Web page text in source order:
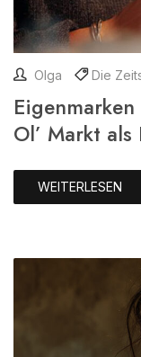
Olga Die
Ol’ Markt
WEITERLESEN